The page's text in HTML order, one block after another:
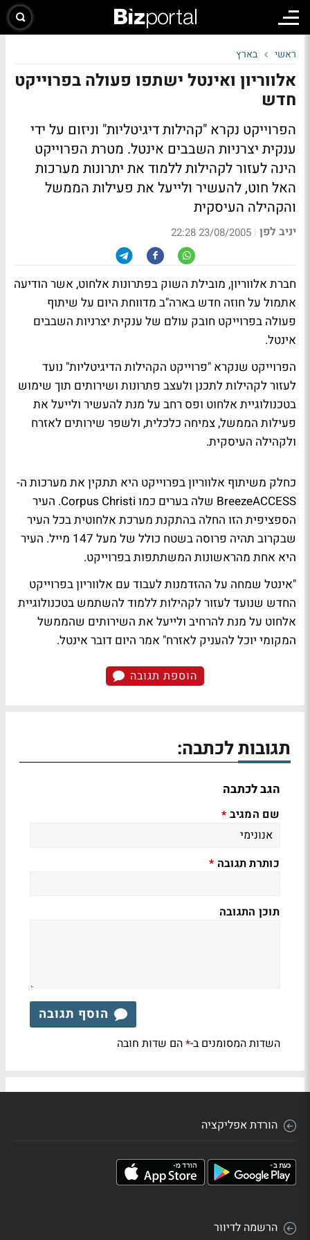
ראשי בארץ
אלווריון ואינטל ישתפו פעולה בפרוייקט
חדש
הפרוייקט נקרא "קהילות דיגיטליות" וניזום על ידי
ענקית יצרניות השבבים אינטל. מטרת הפרוייקט
הינה לעזור לקהילות ללמוד את יתרונות מערכות
האל חוט, להעשיר ולייעל את פעילות הממשל
והקהילה העיסקית
יניב לפן |
23/08/2005 22:28
חברת אלווריון, מובילת השוק בפתרונות אלחוט, אשר הודיעה
אתמול על חוזה חדש בארה"ב מדווחת היום על שיתוף
פעולה בפרוייקט חובק עולם של ענקית יצרניות השבבים
אינטל.
הפרוייקט שנקרא "פרוייקט הקהילות הדיגיטליות" נועד
לעזור לקהילות לתכנן ולעצב פתרונות ושירותים תוך שימוש
בטכנולוגיית אלחוט ופס רחב על מנת להעשיר ולייעל את
פעילות הממשל, צמיחה כלכלית, ולשפר שירותים לאזרח
ולקהילה העיסקית.
כחלק משיתוף אלווריון בפרוייקט היא תתקין את מערכות ה-
BreezeACCESS שלה בערים כמו Corpus Christi. העיר
הספציפית הזו החלה בהתקנת מערכת אלחוטית בכל העיר
שבקרוב תהיה פרוסה בשטח כולל של מעל 147 מייל. העיר
היא אחת מהראשונות המשתתפות בפרוייקט.
"אינטל שמחה על ההזדמנות לעבוד עם אלווריון בפרוייקט
החדש שנועד לעזור לקהילות ללמוד להשתמש בטכנולוגיית
אלחוט על מנת להרחיב ולייעל את השירותים שהממשל
המקומי יוכל להעניק לאזרח" אמר היום דובר אינטל.
הוספת תגובה
תגובות לכתבה:
הגב לכתבה
שם המגיב *
כותרת תגובה *
תוכן התגובה
הוסף תגובה
השדות המסומנים ב-*הם שדות חובה
הורדת אפליקציה
הרשמה לדיוור